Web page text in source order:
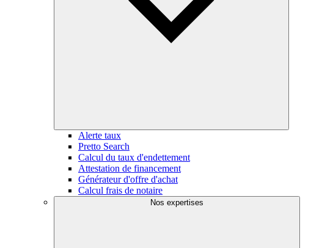
Alerte taux
Pretto Search
Calcul du taux d'endettement
Attestation de financement
Générateur d'offre d'achat
Calcul frais de notaire
Nos expertises